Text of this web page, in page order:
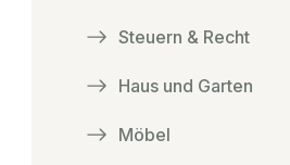
Steuern & Recht
Haus und Garten
Möbel